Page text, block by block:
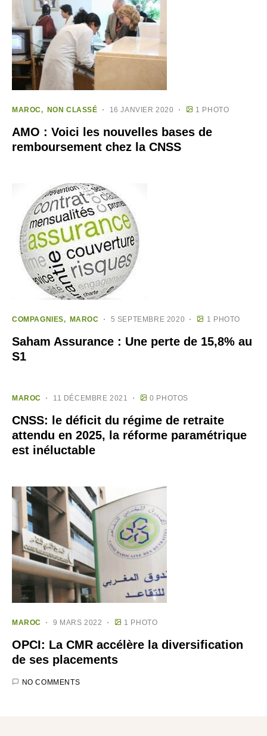
MAROC NON CLASSÉ 16 JANVIER 2020 1 PHOTO
AMO : Voici les nouvelles bases de
remboursement chez la CNSS
COMPAGNIES MAROC 5 SEPTEMBRE 2020 1 PHOTO
Saham Assurance : Une perte de 15,8% au
S1
MAROC 11 DÉCEMBRE 2021 0 PHOTOS
CNSS: le déficit du régime de retraite
attendu en 2025, la réforme paramétrique
est inéluctable
MAROC 9 MARS 2022 1 PHOTO
OPCI: La CMR accélère la diversification
de ses placements
NO COMMENTS